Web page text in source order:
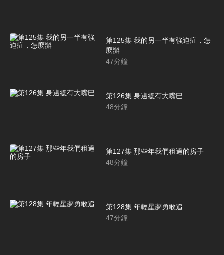
第125集 我的另一半有強迫症，怎
麼辦
47分鐘
第126集 身邊總有大嘴巴
48分鐘
第127集 那些年我們租過的房子
48分鐘
第128集 年輕星夢勇敢追
47分鐘